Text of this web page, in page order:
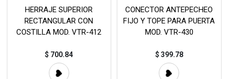
HERRAJE SUPERIOR
RECTANGULAR CON
COSTILLA MOD. VTR-412
$ 700.84
CONECTOR ANTEPECHEO
FIJO Y TOPE PARA PUERTA
MOD. VTR-430
$ 399.78